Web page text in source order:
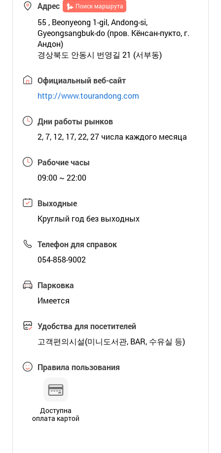
Адрес Поиск маршрута
55 , Beonyeong 1-gil, Andong-si,
Gyeongsangbuk-do (пров. Кёнсан-пукто, г.
Андон)
경상북도 안동시 번영길 21 (서부동)
Официальный веб-сайт
http://www.tourandong.com
Дни работы рынков
2, 7, 12, 17, 22, 27 числа каждого месяца
Рабочие часы
09:00 ~ 22:00
Выходные
Круглый год без выходных
Телефон для справок
054-858-9002
Парковка
Имеется
Удобства для посетителей
고객편의시설(미니도서관, BAR, 수유실 등)
Правила пользования
Доступна
оплата картой